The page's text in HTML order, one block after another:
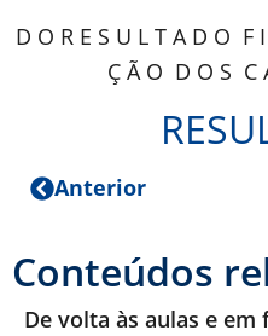
D O R E S U L T A D O F
Ç Ã O D O S C
Anterior
Conteúdos
De volta às aulas e em